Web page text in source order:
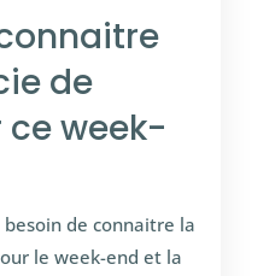
de
week-
besoin de connaitre la
le week-end et la